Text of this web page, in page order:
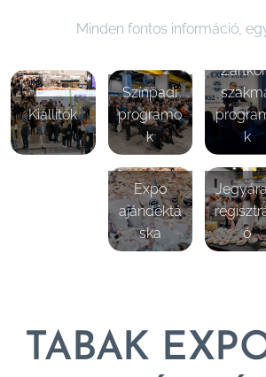
Minden fontos információ,
Kiállítók
Színpadi
programo
k
k
Expo
ajándéktá
ska
ó
TABAK